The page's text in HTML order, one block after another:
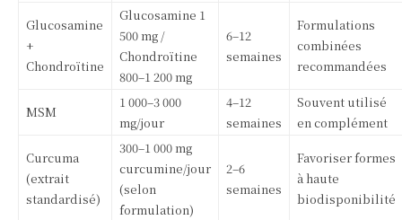
Glucosamine
+
Chondroïtine
Glucosamine 1
500 mg /
Chondroïtine
800–1 200 mg
6–12
semaines
Formulations
combinées
recommandées
MSM
1 000–3 000
mg/jour
4–12
semaines
Souvent utilisé
en complément
Curcuma
(extrait
standardisé)
300–1 000 mg
curcumine/jour
(selon
formulation)
2–6
semaines
Favoriser formes
à haute
biodisponibilité